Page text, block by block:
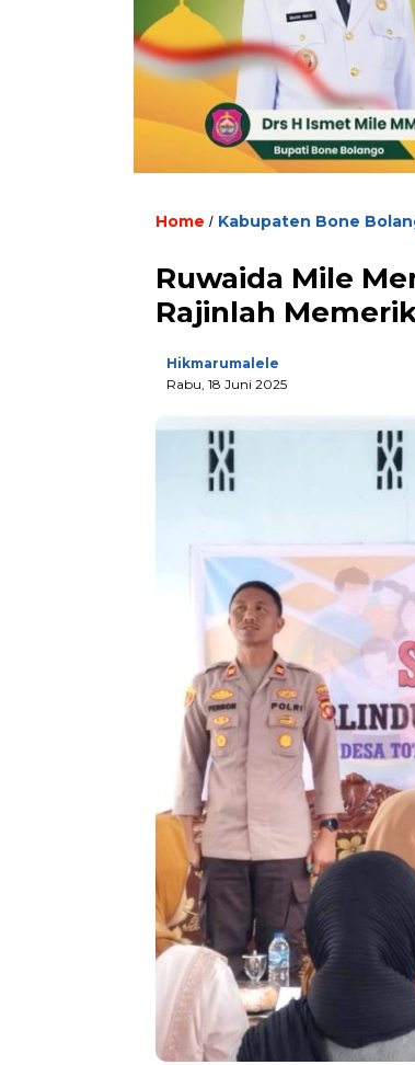
Home / Kabupaten Bone
Ruwaida Mile
Rajinlah
Hikmarumalele
Rabu, 18 Juni 2025